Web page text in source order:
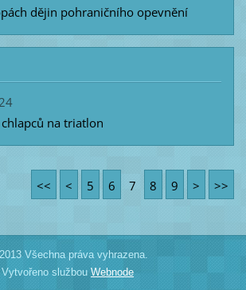
dějin pohraničního opevnění
na triatlon
<< < 5 6 7 8 9 > >>
Všechna práva vyhrazena.
Vytvořeno službou Webnode